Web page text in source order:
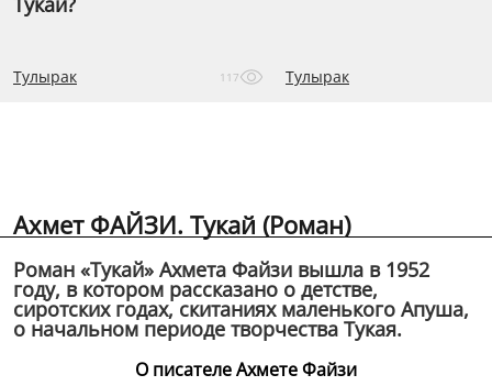
Тулырак 117 Тулырак
Ахмет ФАЙЗИ. Тукай (Роман)
Роман «Тукай» Ахмета Файзи вышла в 1952
году, в котором рассказано о детстве,
сиротских годах, скитаниях маленького Апуша,
о начальном периоде творчества Тукая.
О писателе Ахмете Файзи